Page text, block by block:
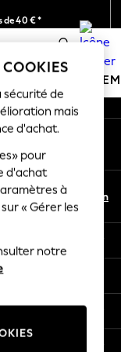
de 40 € *
En
sécurité de
mais
d'achat.
pour
d'achat
à
« Gérer les
notre